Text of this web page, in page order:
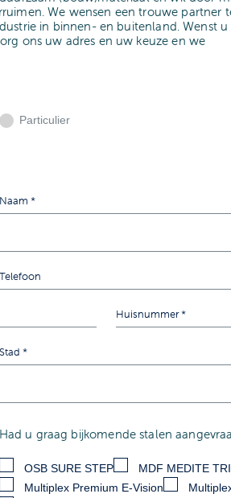
We wensen een trouwe partner
in binnen- en buitenland. Wenst u
ons uw adres en uw keuze en we
Particulier
Had u graag bijkomende stalen
OSB SURE STEP
MDF MEDITE
Multiplex Premium E-Vision